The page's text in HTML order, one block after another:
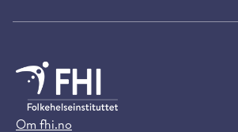
Om fhi.no